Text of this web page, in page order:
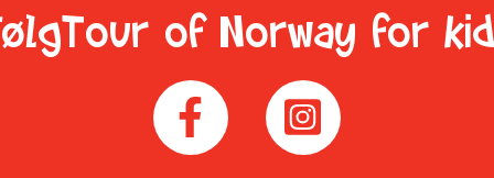
of Norway for